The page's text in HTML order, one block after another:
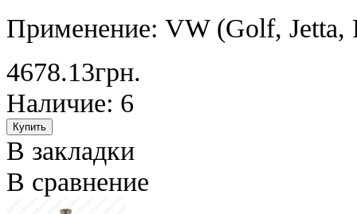
Применение: VW (Golf, Jetta,
4678.13грн.
Наличие: 6
В закладки
В сравнение